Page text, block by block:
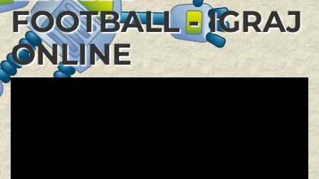
FOOTBALL - IGRAJ
ONLINE